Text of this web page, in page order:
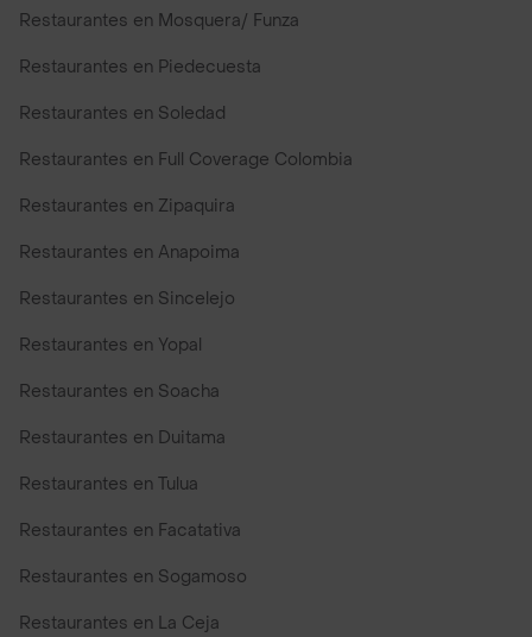
Restaurantes en Mosquera/ Funza
Restaurantes en Piedecuesta
Restaurantes en Soledad
Restaurantes en Full Coverage Colombia
Restaurantes en Zipaquira
Restaurantes en Anapoima
Restaurantes en Sincelejo
Restaurantes en Yopal
Restaurantes en Soacha
Restaurantes en Duitama
Restaurantes en Tulua
Restaurantes en Facatativa
Restaurantes en Sogamoso
Restaurantes en La Ceja